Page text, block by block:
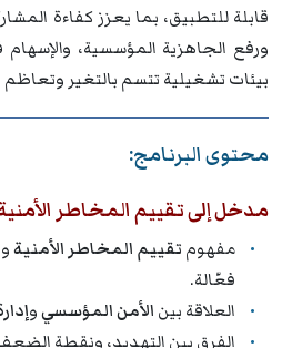
قابلة للتطبيق، بما يعزز كفاءة
ورفع الجاهزية المؤسسية، والإسهام
بيئات تشغيلية تتسم بالتغير
محتوى البرنامج:
مدخل إلى تقييم المخاطر
مفهوم تقييم المخاطر الأمنية
فعّالة.
العلاقة بين الأمن المؤسسيو
الفرق بين التهديد، ونقطة